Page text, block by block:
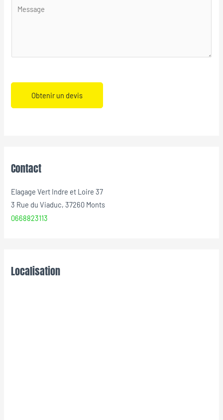
Obtenir un devis
Contact
Elagage Vert Indre et Loire 37
3 Rue du Viaduc, 37260 Monts
0668823113
Localisation